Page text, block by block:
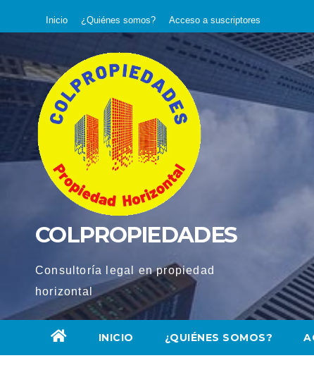
al
Inicio ¿Quiénes somos? Acceso a suscriptores
COLPROPIEDADES
Consultoría legal en propiedad
horizontal
INICIO ¿QUIÉNES SOMOS?